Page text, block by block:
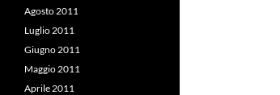
Agosto 2011
Luglio 2011
Giugno 2011
Maggio 2011
Aprile 2011